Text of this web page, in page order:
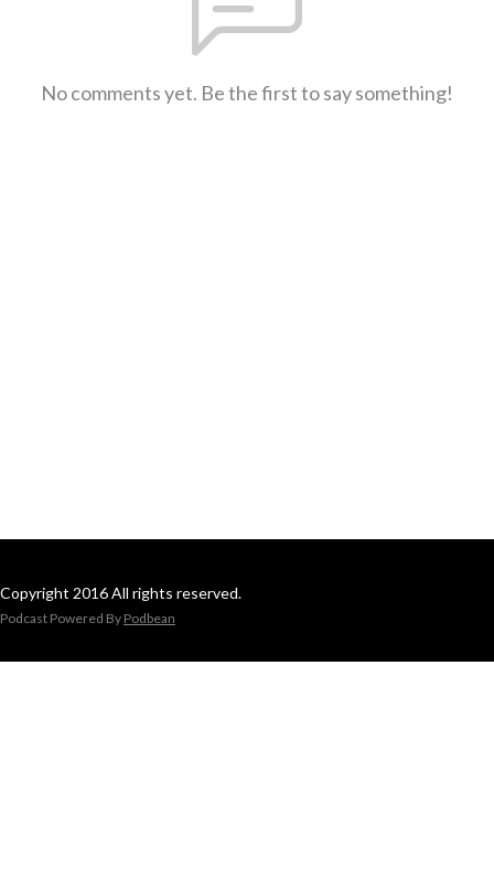
No comments yet. Be the first to say something!
Copyright 2016 All rights reserved.
Podcast Powered By Podbean